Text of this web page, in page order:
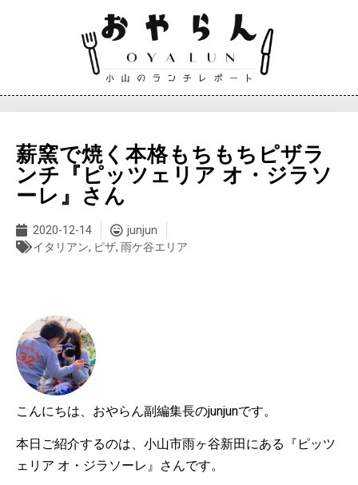
薪窯で焼く本格もちもちピザラ
ンチ『ピッツェリア オ・ジラソ
ーレ』さん
2020-12-14
junjun
イタリアン, ピザ, 雨ケ谷エリア
こんにちは、おやらん副編集長のjunjunです。
本日ご紹介するのは、小山市雨ヶ谷新田にある『ピッツ
ェリア オ・ジラソーレ』さんです。